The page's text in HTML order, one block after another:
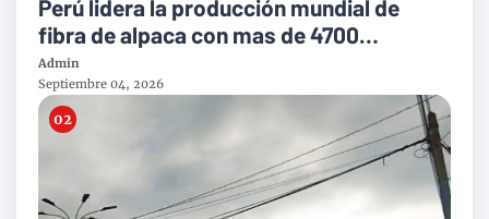
Perú lidera la producción mundial de
fibra de alpaca con mas de 4700
toneladas al año
Admin
Septiembre 04, 2026